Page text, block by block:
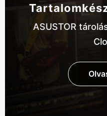
ASUSTOR